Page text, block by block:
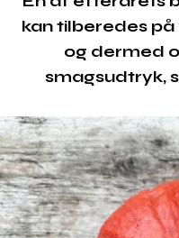
kan tilberedes
og dermed
smagsudtryk,